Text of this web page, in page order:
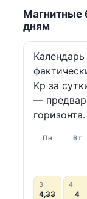
Магнитные
дням
Kp за
—
горизонта.
Пн Вт
3
4,33
4
4